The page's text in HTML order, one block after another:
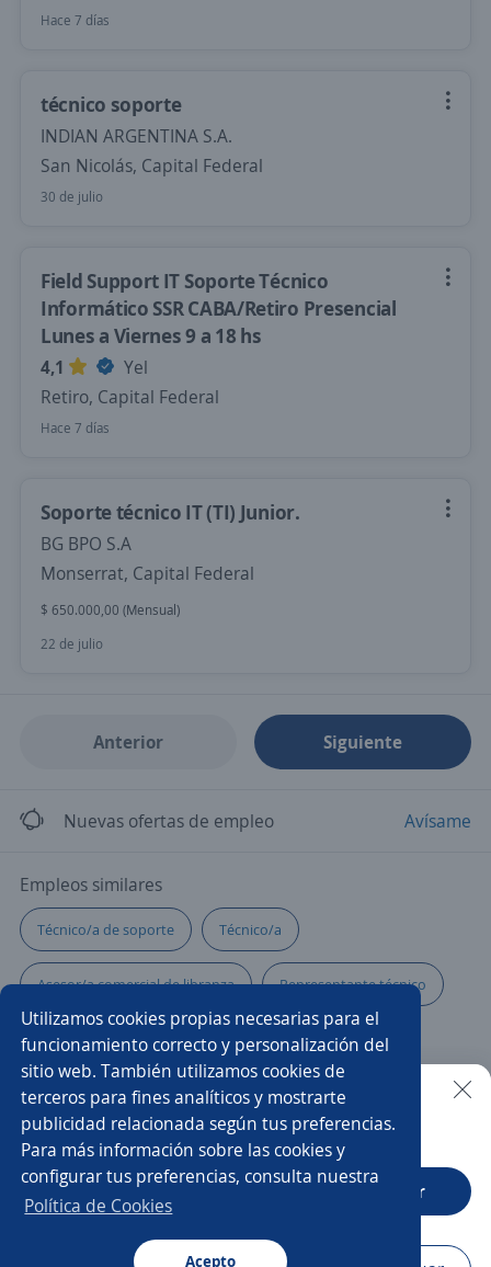
Utilizamos cookies propias necesarias para el
funcionamiento correcto y personalización del
sitio web. También utilizamos cookies de
terceros para fines analíticos y mostrarte
publicidad relacionada según tus preferencias.
Para más información sobre las cookies y
configurar tus preferencias, consulta nuestra
Política de Cookies
Acepto
Hace 7 días
técnico soporte
INDIAN ARGENTINA S.A.
San Nicolás, Capital Federal
30 de julio
Field Support IT Soporte Técnico
Informático SSR CABA/Retiro Presencial
Lunes a Viernes 9 a 18 hs
4,1
Yel
Retiro, Capital Federal
Hace 7 días
Soporte técnico IT (TI) Junior.
BG BPO S.A
Monserrat, Capital Federal
$ 650.000,00 (Mensual)
22 de julio
Anterior Siguiente
Nuevas ofertas de empleo Avísame
Empleos similares
Técnico/a de soporte Técnico/a
Asesor/a comercial de libranza Representante técnico
Administrativo/a Representante comercial
Técnico/a de servicio Atención al cliente
Asesor/a de servicio Técnico informático
Técnico/a de mantenimiento
Ejecutivo/a comercial Técnico/a electromecánico
Buscar es más fácil en la app
CT App Abrir